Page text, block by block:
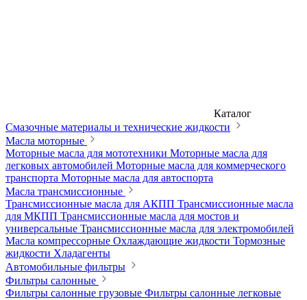
Каталог
Смазочные материалы и технические жидкости
Масла моторные
Моторные масла для мототехники Моторные масла для
легковых автомобилей Моторные масла для коммерческого
транспорта Моторные масла для автоспорта
Масла трансмиссионные
Трансмиссионные масла для АКПП Трансмиссионные масла
для МКПП Трансмиссионные масла для мостов и
универсальные Трансмиссионные масла для электромобилей
Масла компрессорные Охлаждающие жидкости Тормозные
жидкости Хладагенты
Автомобильные фильтры
Фильтры салонные
Фильтры салонные грузовые Фильтры салонные легковые